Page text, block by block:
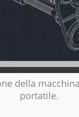
della
portatile.